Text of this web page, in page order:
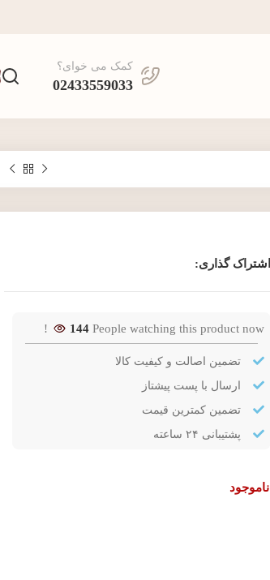
کمک می خوای؟
02433559033
اشتراک گذاری:
144 People watching this product now!
تضمین اصالت و کیفیت کالا
ارسال با پست پیشتاز
تضمین کمترین قیمت
پشتیبانی ۲۴ ساعته
ناموجود